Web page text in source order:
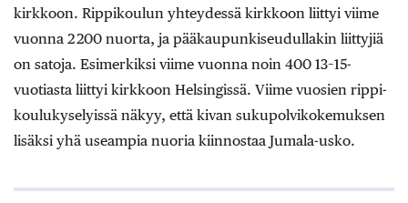
kirkkoon. Rippikoulun yhteydessä kirkkoon liittyi viime
vuonna 2 200 nuorta, ja pääkaupunkiseudullakin liittyjiä
on satoja. Esimerkiksi viime vuonna noin 400 13–15-
vuotiasta liittyi kirkkoon Helsingissä. Viime vuosien rippi­
koulukyselyissä näkyy, että kivan sukupolvikokemuksen
lisäksi yhä useampia nuoria kiinnostaa Jumala-usko.